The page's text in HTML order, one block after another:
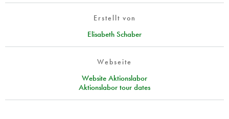
Erstellt von
Elisabeth Schaber
Webseite
Website Aktionslabor
Aktionslabor tour dates